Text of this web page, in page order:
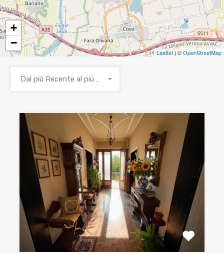
+
−
Leaflet| ©OpenStreetMap
Dal più Recente al più Vecchio